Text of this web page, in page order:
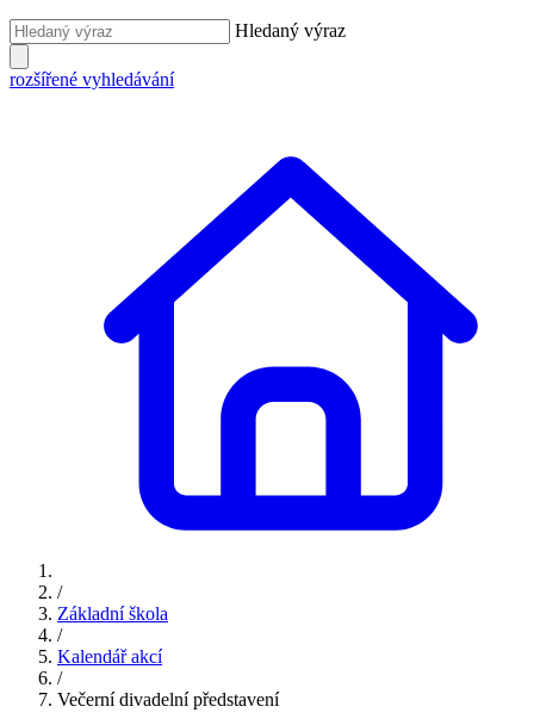
Hledaný výraz
rozšířené vyhledávání
/
Základní škola
/
Kalendář akcí
/
Večerní divadelní představení